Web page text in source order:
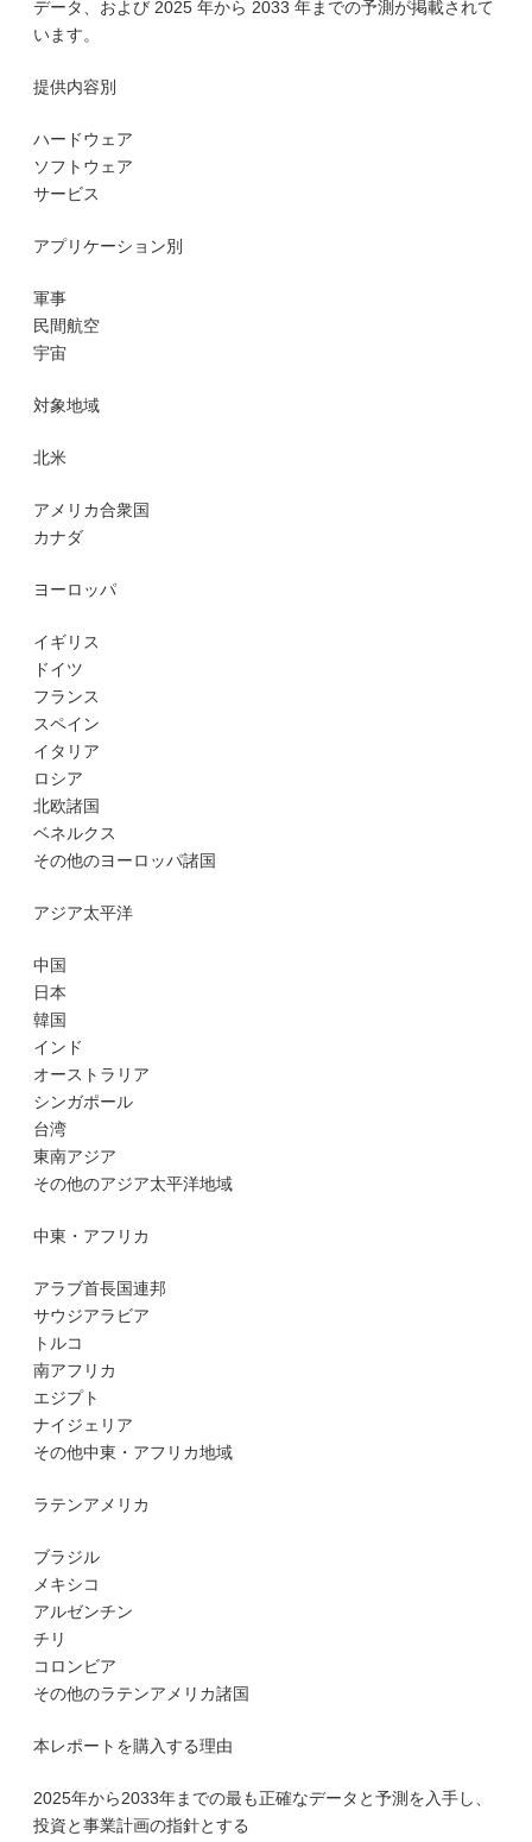
データ、および 2025 年から 2033 年までの予測が掲載されて
います。
提供内容別
ハードウェア
ソフトウェア
サービス
アプリケーション別
軍事
民間航空
宇宙
対象地域
北米
アメリカ合衆国
カナダ
ヨーロッパ
イギリス
ドイツ
フランス
スペイン
イタリア
ロシア
北欧諸国
ベネルクス
その他のヨーロッパ諸国
アジア太平洋
中国
日本
韓国
インド
オーストラリア
シンガポール
台湾
東南アジア
その他のアジア太平洋地域
中東・アフリカ
アラブ首長国連邦
サウジアラビア
トルコ
南アフリカ
エジプト
ナイジェリア
その他中東・アフリカ地域
ラテンアメリカ
ブラジル
メキシコ
アルゼンチン
チリ
コロンビア
その他のラテンアメリカ諸国
本レポートを購入する理由
2025年から2033年までの最も正確なデータと予測を入手し、
投資と事業計画の指針とする